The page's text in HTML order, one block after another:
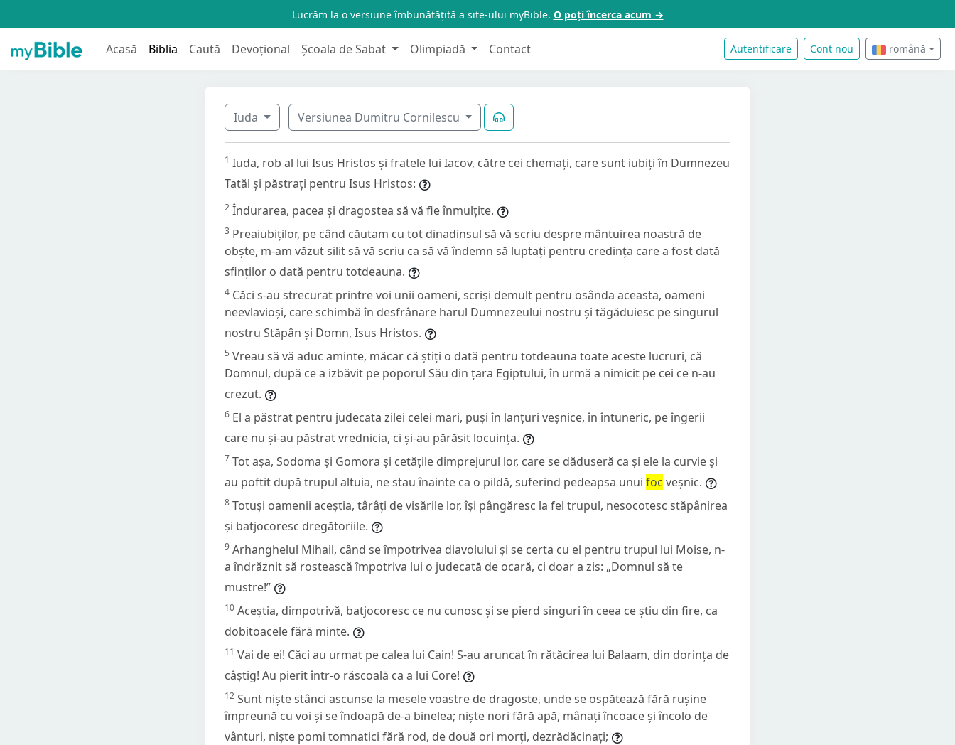
Lucrăm la o versiune îmbunătățită a site-ului myBible. O poți încerca acum →
Acasă Biblia Caută Devoțional Școala de Sabat Olimpiadă Contact Autentificare Cont nou română
Iuda Versiunea Dumitru Cornilescu
1 Iuda, rob al lui Isus Hristos și fratele lui Iacov, către cei chemați, care sunt iubiți în Dumnezeu
Tatăl și păstrați pentru Isus Hristos:
2 Îndurarea, pacea și dragostea să vă fie înmulțite.
3 Preaiubiților, pe când căutam cu tot dinadinsul să vă scriu despre mântuirea noastră de
obște, m-am văzut silit să vă scriu ca să vă îndemn să luptați pentru credința care a fost dată
sfinților o dată pentru totdeauna.
4 Căci s-au strecurat printre voi unii oameni, scriși demult pentru osânda aceasta, oameni
neevlavioși, care schimbă în desfrânare harul Dumnezeului nostru și tăgăduiesc pe singurul
nostru Stăpân și Domn, Isus Hristos.
5 Vreau să vă aduc aminte, măcar că știți o dată pentru totdeauna toate aceste lucruri, că
Domnul, după ce a izbăvit pe poporul Său din țara Egiptului, în urmă a nimicit pe cei ce n-au
crezut.
6 El a păstrat pentru judecata zilei celei mari, puși în lanțuri veșnice, în întuneric, pe îngerii
care nu și-au păstrat vrednicia, ci și-au părăsit locuința.
7 Tot așa, Sodoma și Gomora și cetățile dimprejurul lor, care se dăduseră ca și ele la curvie și
au poftit după trupul altuia, ne stau înainte ca o pildă, suferind pedeapsa unui foc veșnic.
8 Totuși oamenii aceștia, târâți de visările lor, își pângăresc la fel trupul, nesocotesc stăpânirea
și batjocoresc dregătoriile.
9 Arhanghelul Mihail, când se împotrivea diavolului și se certa cu el pentru trupul lui Moise, n-
a îndrăznit să rostească împotriva lui o judecată de ocară, ci doar a zis: „Domnul să te
mustre!”
10 Aceștia, dimpotrivă, batjocoresc ce nu cunosc și se pierd singuri în ceea ce știu din fire, ca
dobitoacele fără minte.
11 Vai de ei! Căci au urmat pe calea lui Cain! S-au aruncat în rătăcirea lui Balaam, din dorința de
câștig! Au pierit într-o răscoală ca a lui Core!
12 Sunt niște stânci ascunse la mesele voastre de dragoste, unde se ospătează fără rușine
împreună cu voi și se îndoapă de-a binelea; niște nori fără apă, mânați încoace și încolo de
vânturi, niște pomi tomnatici fără rod, de două ori morți, dezrădăcinați;